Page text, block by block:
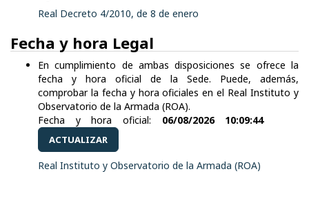
Real Decreto 4/2010, de 8 de enero
Fecha y hora Legal
En cumplimiento de ambas disposiciones se ofrece la
fecha y hora oficial de la Sede. Puede, además,
comprobar la fecha y hora oficiales en el Real Instituto y
Observatorio de la Armada (ROA).
Fecha y hora oficial: 06/08/2026 10:09:44
ACTUALIZAR
Real Instituto y Observatorio de la Armada (ROA)